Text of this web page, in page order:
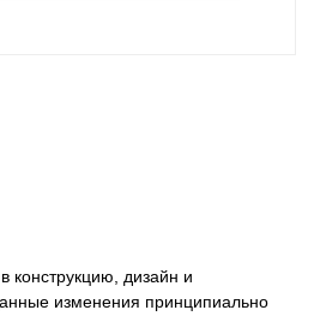
конструкцию, дизайн и
изменения принципиально